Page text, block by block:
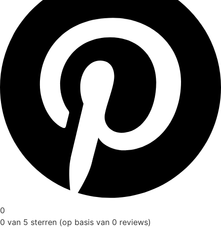
0
0 van 5 sterren (op basis van 0 reviews)